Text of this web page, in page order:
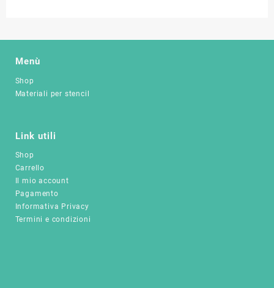
essere
Menù
Shop
Materiali per stencil
Link utili
Shop
Carrello
Il mio account
Pagamento
Informativa Privacy
Termini e condizioni